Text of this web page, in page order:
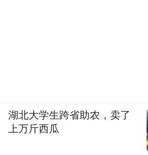
湖北大学生跨省助农，卖了
上万斤西瓜